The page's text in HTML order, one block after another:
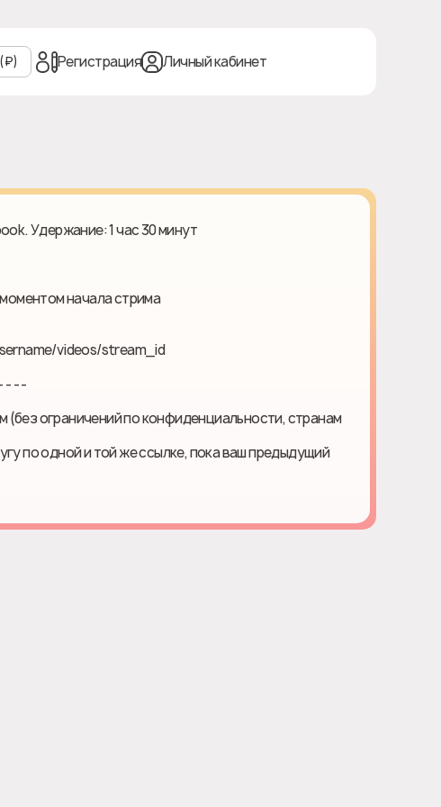
Регистрация Личный кабинет
Удержание: 1 час 30 минут
начала стрима
videos/stream_id
- - -
ограничений по конфиденциальности, странам
по одной и той же ссылке, пока ваш предыдущий